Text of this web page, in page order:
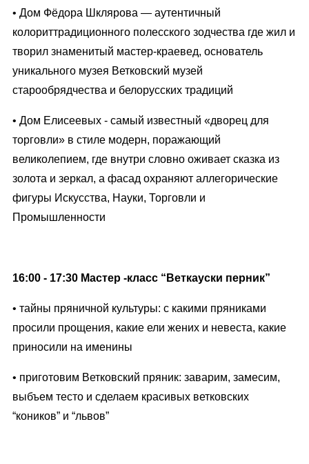
• Дом Фёдора Шклярова — аутентичный
колориттрадиционного полесского зодчества где жил и
творил знаменитый мастер-краевед, основатель
уникального музея Ветковский музей
старообрядчества и белорусских традиций
• Дом Елисеевых - самый известный «дворец для
торговли» в стиле модерн, поражающий
великолепием, где внутри словно оживает сказка из
золота и зеркал, а фасад охраняют аллегорические
фигуры Искусства, Науки, Торговли и
Промышленности
16:00 - 17:30 Мастер -класс “Веткауски перник”
• тайны пряничной культуры: с какими пряниками
просили прощения, какие ели жених и невеста, какие
приносили на именины
• приготовим Ветковский пряник: заварим, замесим,
выбъем тесто и сделаем красивых ветковских
“коников” и “львов”